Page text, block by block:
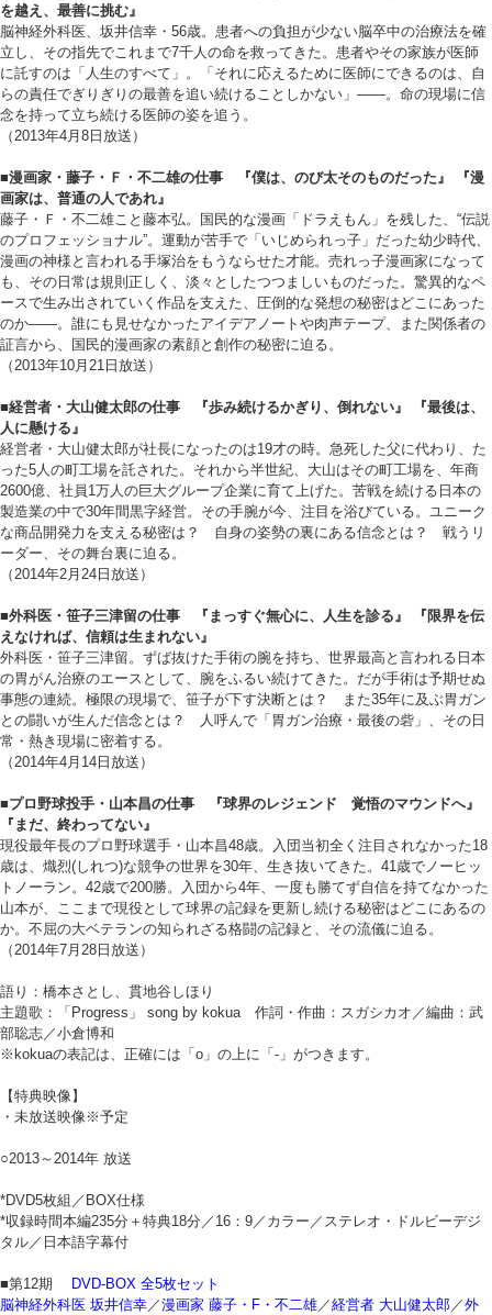
を越え、最善に挑む』
脳神経外科医、坂井信幸・56歳。患者への負担が少ない脳卒中の治療法を確
立し、その指先でこれまで7千人の命を救ってきた。患者やその家族が医師
に託すのは「人生のすべて」。「それに応えるために医師にできるのは、自
らの責任でぎりぎりの最善を追い続けることしかない」――。命の現場に信
念を持って立ち続ける医師の姿を追う。
（2013年4月8日放送）
■漫画家・藤子・Ｆ・不二雄の仕事 『僕は、のび太そのものだった』 『漫
画家は、普通の人であれ』
藤子・Ｆ・不二雄こと藤本弘。国民的な漫画「ドラえもん」を残した、“伝説
のプロフェッショナル”。運動が苦手で「いじめられっ子」だった幼少時代、
漫画の神様と言われる手塚治をもうならせた才能。売れっ子漫画家になって
も、その日常は規則正しく、淡々としたつつましいものだった。驚異的なペ
ースで生み出されていく作品を支えた、圧倒的な発想の秘密はどこにあった
のか――。誰にも見せなかったアイデアノートや肉声テープ、また関係者の
証言から、国民的漫画家の素顔と創作の秘密に迫る。
（2013年10月21日放送）
■経営者・大山健太郎の仕事 『歩み続けるかぎり、倒れない』 『最後は、
人に懸ける』
経営者・大山健太郎が社長になったのは19才の時。急死した父に代わり、た
った5人の町工場を託された。それから半世紀、大山はその町工場を、年商
2600億、社員1万人の巨大グループ企業に育て上げた。苦戦を続ける日本の
製造業の中で30年間黒字経営。その手腕が今、注目を浴びている。ユニーク
な商品開発力を支える秘密は？ 自身の姿勢の裏にある信念とは？ 戦うリ
ーダー、その舞台裏に迫る。
（2014年2月24日放送）
■外科医・笹子三津留の仕事 『まっすぐ無心に、人生を診る』 『限界を伝
えなければ、信頼は生まれない』
外科医・笹子三津留。ずば抜けた手術の腕を持ち、世界最高と言われる日本
の胃がん治療のエースとして、腕をふるい続けてきた。だが手術は予期せぬ
事態の連続。極限の現場で、笹子が下す決断とは？ また35年に及ぶ胃ガン
との闘いが生んだ信念とは？ 人呼んで「胃ガン治療・最後の砦」、その日
常・熱き現場に密着する。
（2014年4月14日放送）
■プロ野球投手・山本昌の仕事 『球界のレジェンド 覚悟のマウンドへ』
『まだ、終わってない』
現役最年長のプロ野球選手・山本昌48歳。入団当初全く注目されなかった18
歳は、熾烈(しれつ)な競争の世界を30年、生き抜いてきた。41歳でノーヒッ
トノーラン。42歳で200勝。入団から4年、一度も勝てず自信を持てなかった
山本が、ここまで現役として球界の記録を更新し続ける秘密はどこにあるの
か。不屈の大ベテランの知られざる格闘の記録と、その流儀に迫る。
（2014年7月28日放送）
語り：橋本さとし、貫地谷しほり
主題歌：「Progress」 song by kokua 作詞・作曲：スガシカオ／編曲：武
部聡志／小倉博和
※kokuaの表記は、正確には「o」の上に「-」がつきます。
【特典映像】
・未放送映像※予定
○2013～2014年 放送
*DVD5枚組／BOX仕様
*収録時間本編235分＋特典18分／16：9／カラー／ステレオ・ドルビーデジ
タル／日本語字幕付
■第12期
DVD-BOX 全5枚セット
脳神経外科医 坂井信幸 ／漫画家 藤子・F・不二雄 ／経営者 大山健太郎 ／外